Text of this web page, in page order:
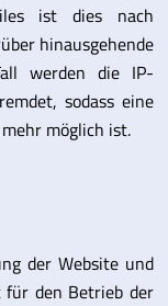
ist dies nach
hinausgehende
werden die IP-
sodass eine
möglich ist.
der Website und
für den Betrieb der